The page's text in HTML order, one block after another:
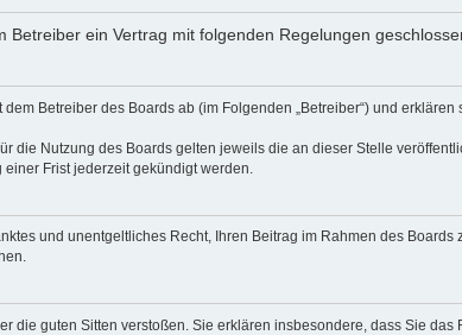
Betreiber ein Vertrag mit folgenden Regelungen
Betreiber des Boards ab (im Folgenden „Betreiber“) und erklären
die Nutzung des Boards gelten jeweils die an dieser Stelle
Frist jederzeit gekündigt werden.
und unentgeltliches Recht, Ihren Beitrag im Rahmen des Boards
guten Sitten verstoßen. Sie erklären insbesondere, dass Sie das